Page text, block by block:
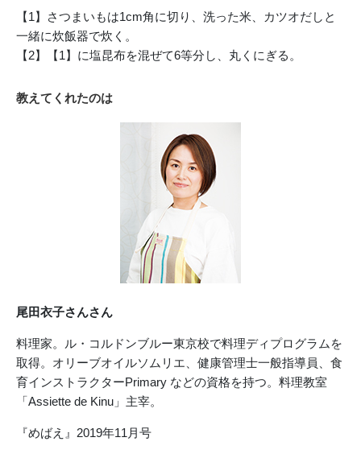
【1】さつまいもは1cm角に切り、洗った米、カツオだしと
一緒に炊飯器で炊く。
【2】【1】に塩昆布を混ぜて6等分し、丸くにぎる。
教えてくれたのは
尾田衣子さんさん
料理家。ル・コルドンブルー東京校で料理ディプログラムを
取得。オリーブオイルソムリエ、健康管理士一般指導員、食
育インストラクターPrimary などの資格を持つ。料理教室
「Assiette de Kinu」主宰。
『めばえ』2019年11月号